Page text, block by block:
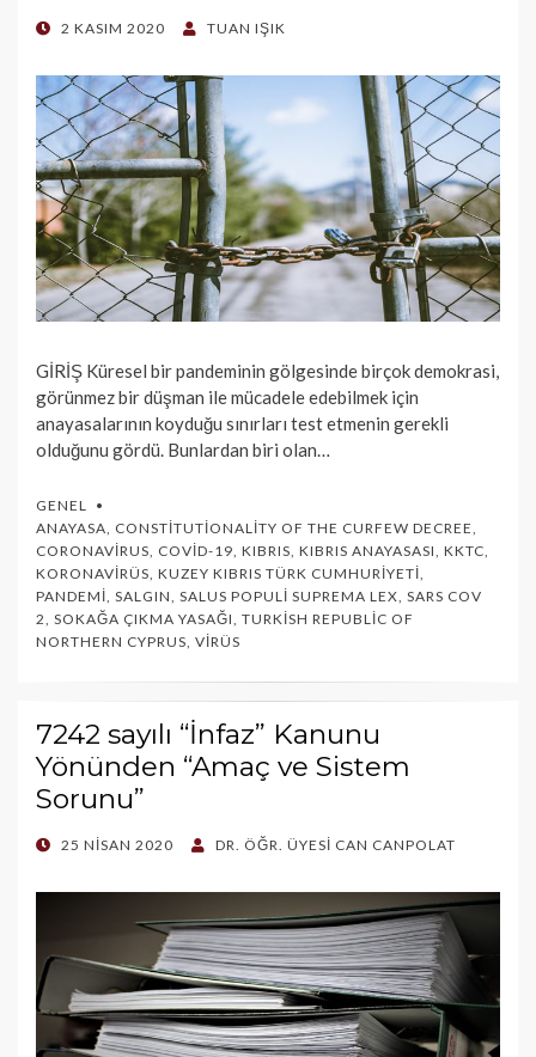
POSTED
2 KASIM 2020 TUAN IŞIK
GİRİŞ Küresel bir pandeminin gölgesinde birçok demokrasi,
görünmez bir düşman ile mücadele edebilmek için
anayasalarının koyduğu sınırları test etmenin gerekli
olduğunu gördü. Bunlardan biri olan…
GENEL
ANAYASA CONSTITUTIONALITY OF THE CURFEW DECREE
CORONAVIRUS COVID-19 KIBRIS KIBRIS ANAYASASI KKTC
KORONAVIRÜS KUZEY KIBRIS TÜRK CUMHURIYETI
PANDEMI SALGIN SALUS POPULI SUPREMA LEX SARS COV
2 SOKAĞA ÇIKMA YASAĞI TURKISH REPUBLIC OF
NORTHERN CYPRUS VIRÜS
7242 sayılı “İnfaz” Kanunu
Yönünden “Amaç ve Sistem
Sorunu”
POSTED
25 NISAN 2020 DR. ÖĞR. ÜYESI CAN CANPOLAT